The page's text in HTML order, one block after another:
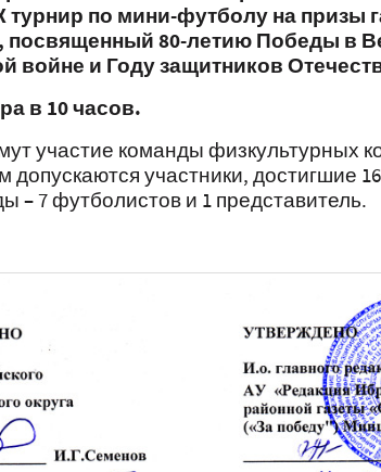
турнир по мини-футболу на призы
посвященный 80-летию Победы в
войне и Году защитников
в 10 часов.
участие команды физкультурных
допускаются участники, достигшие
– 7 футболистов и 1 представитель.